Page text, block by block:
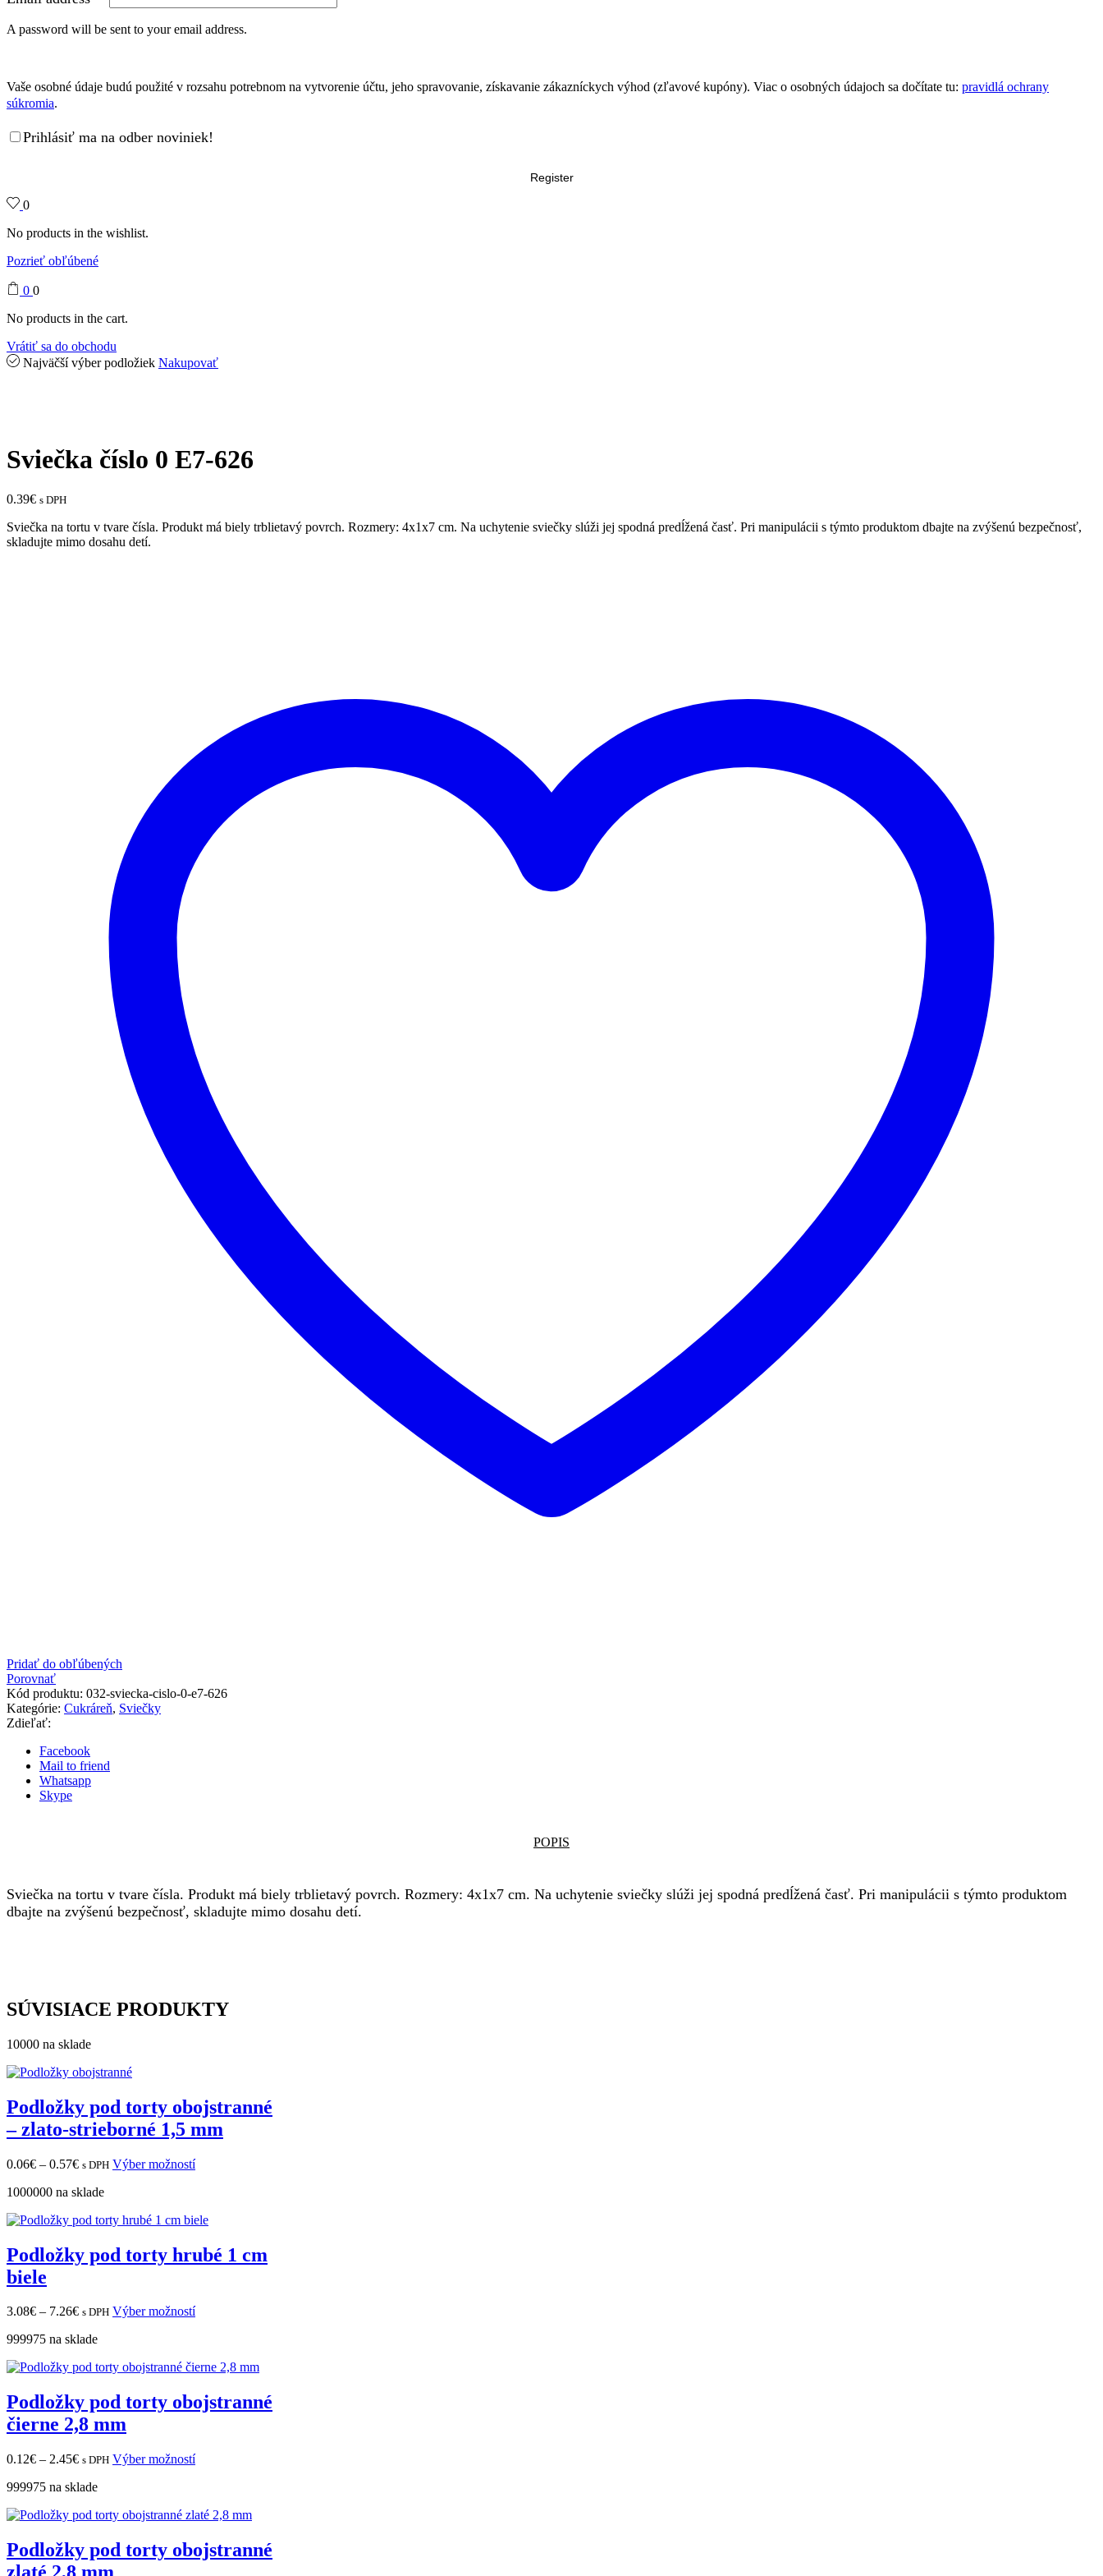
A password will be sent to your email address.
Vaše osobné údaje budú použité v rozsahu potrebnom na vytvorenie účtu, jeho spravovanie, získavanie zákazníckych výhod (zľavové kupóny). Viac o osobných údajoch sa dočítate tu: pravidlá ochrany
súkromia.
Prihlásiť ma na odber noviniek!
Register
0
No products in the wishlist.
Pozrieť obľúbené
0 0
No products in the cart.
Vrátiť sa do obchodu
Najväčší výber podložiek Nakupovať
Sviečka číslo 0 E7-626
0.39€ s DPH
Sviečka na tortu v tvare čísla. Produkt má biely trblietavý povrch. Rozmery: 4x1x7 cm. Na uchytenie sviečky slúži jej spodná predĺžená časť. Pri manipulácii s týmto produktom dbajte na zvýšenú bezpečnosť,
skladujte mimo dosahu detí.
Pridať do obľúbených
Porovnať
Kód produktu: 032-sviecka-cislo-0-e7-626
Kategórie: Cukráreň, Sviečky
Zdieľať:
Facebook
Mail to friend
Whatsapp
Skype
POPIS
Sviečka na tortu v tvare čísla. Produkt má biely trblietavý povrch. Rozmery: 4x1x7 cm. Na uchytenie sviečky slúži jej spodná predĺžená časť. Pri manipulácii s týmto produktom
dbajte na zvýšenú bezpečnosť, skladujte mimo dosahu detí.
SÚVISIACE PRODUKTY
10000 na sklade
Podložky pod torty obojstranné
– zlato-strieborné 1,5 mm
0.06€ – 0.57€Price
0.06€
0.57€
s DPH Výber možnostíTento
variantov.
si
môžete
stránke
1000000 na sklade
Podložky pod torty hrubé 1 cm
biele
3.08€ – 7.26€Price
3.08€
7.26€
s DPH Výber možnostíTento
variantov.
si
môžete
stránke
999975 na sklade
Podložky pod torty obojstranné
čierne 2,8 mm
0.12€ – 2.45€Price
0.12€
2.45€
s DPH Výber možnostíTento
variantov.
si
môžete
999975 na sklade
Podložky pod torty obojstranné